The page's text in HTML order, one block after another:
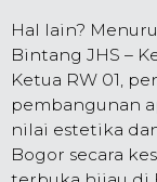
Hal lain?
Bintang JHS –
Ketua RW 01,
pembangunan
nilai estetika
Bogor secara